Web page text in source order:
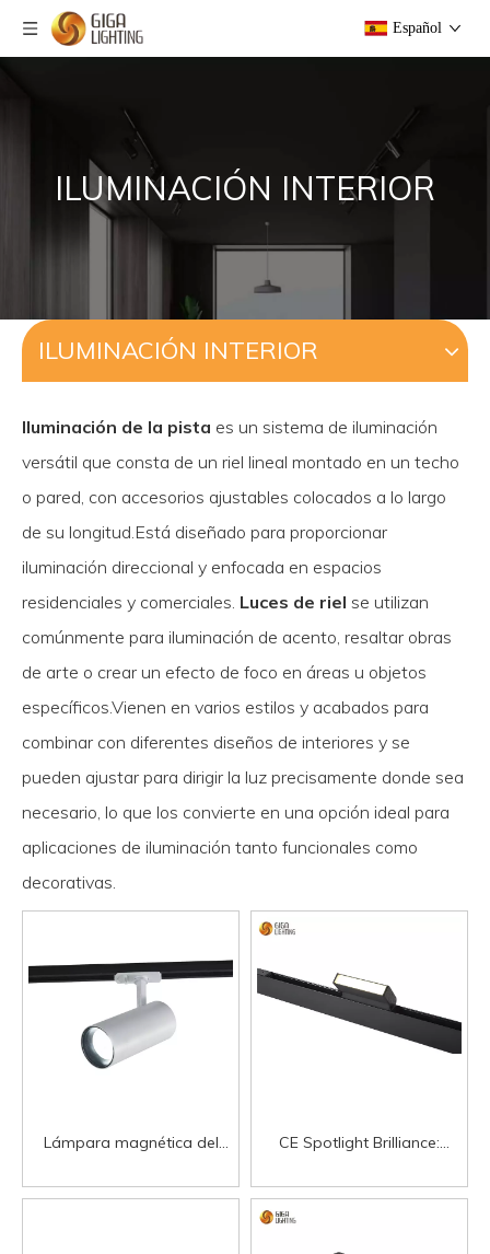
Español
ILUMINACIÓN INTERIOR
ILUMINACIÓN INTERIOR
Iluminación de la pista es un sistema de iluminación
versátil que consta de un riel lineal montado en un techo
o pared, con accesorios ajustables colocados a lo largo
de su longitud.Está diseñado para proporcionar
iluminación direccional y enfocada en espacios
residenciales y comerciales. Luces de riel se utilizan
comúnmente para iluminación de acento, resaltar obras
de arte o crear un efecto de foco en áreas u objetos
específicos.Vienen en varios estilos y acabados para
combinar con diferentes diseños de interiores y se
pueden ajustar para dirigir la luz precisamente donde sea
necesario, lo que los convierte en una opción ideal para
aplicaciones de iluminación tanto funcionales como
decorativas.
Lámpara magnética del
del LED de los accesorios
CE Spotlight Brilliance:
LED magnéticos Foco LED